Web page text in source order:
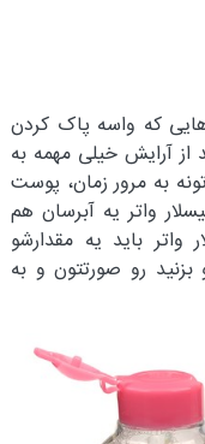
که واسه پاک کردن
آرایش خیلی مهمه به
به مرور زمان، پوست
واتر یه آبرسان هم
باید یه مقدارشو
رو صورتتون و به